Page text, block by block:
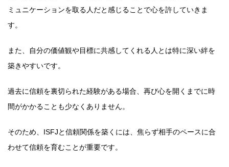
ミュニケーションを取る人だと感じることで心を許していきま
す。
また、自分の価値観や目標に共感してくれる人とは特に深い絆を
築きやすいです。
過去に信頼を裏切られた経験がある場合、再び心を開くまでに時
間がかかることも少なくありません。
そのため、ISFJと信頼関係を築くには、焦らず相手のペースに合
わせて信頼を育むことが重要です。